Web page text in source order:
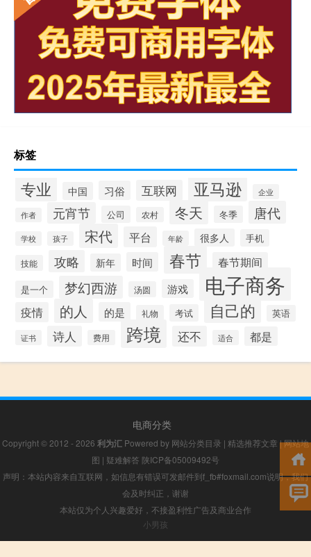
标签
专业 中国 习俗 互联网 亚马逊 企业
作者 元宵节 公司 农村 冬天 冬季 唐代
学校 孩子 宋代 平台 年龄 很多人 手机
技能 攻略 新年 时间 春节 春节期间
是一个 梦幻西游 汤圆 游戏 电子商务
疫情 的人 的是 礼物 考试 自己的 英语
证书 诗人 费用 跨境 还不 适合 都是
电商分类
Copyright © 2012 - 2026 利为汇 Powered by 网站分类目录 | 精选推荐文章 |网站地
图 | 疑难解答 陕ICP备05009492号
声明：本站内容来自互联网，如信息有错误可发邮件到f_fb#foxmail.com说明，我们
会及时纠正，谢谢
本站仅为个人兴趣爱好，不接盈利性广告及商业合作
小男孩